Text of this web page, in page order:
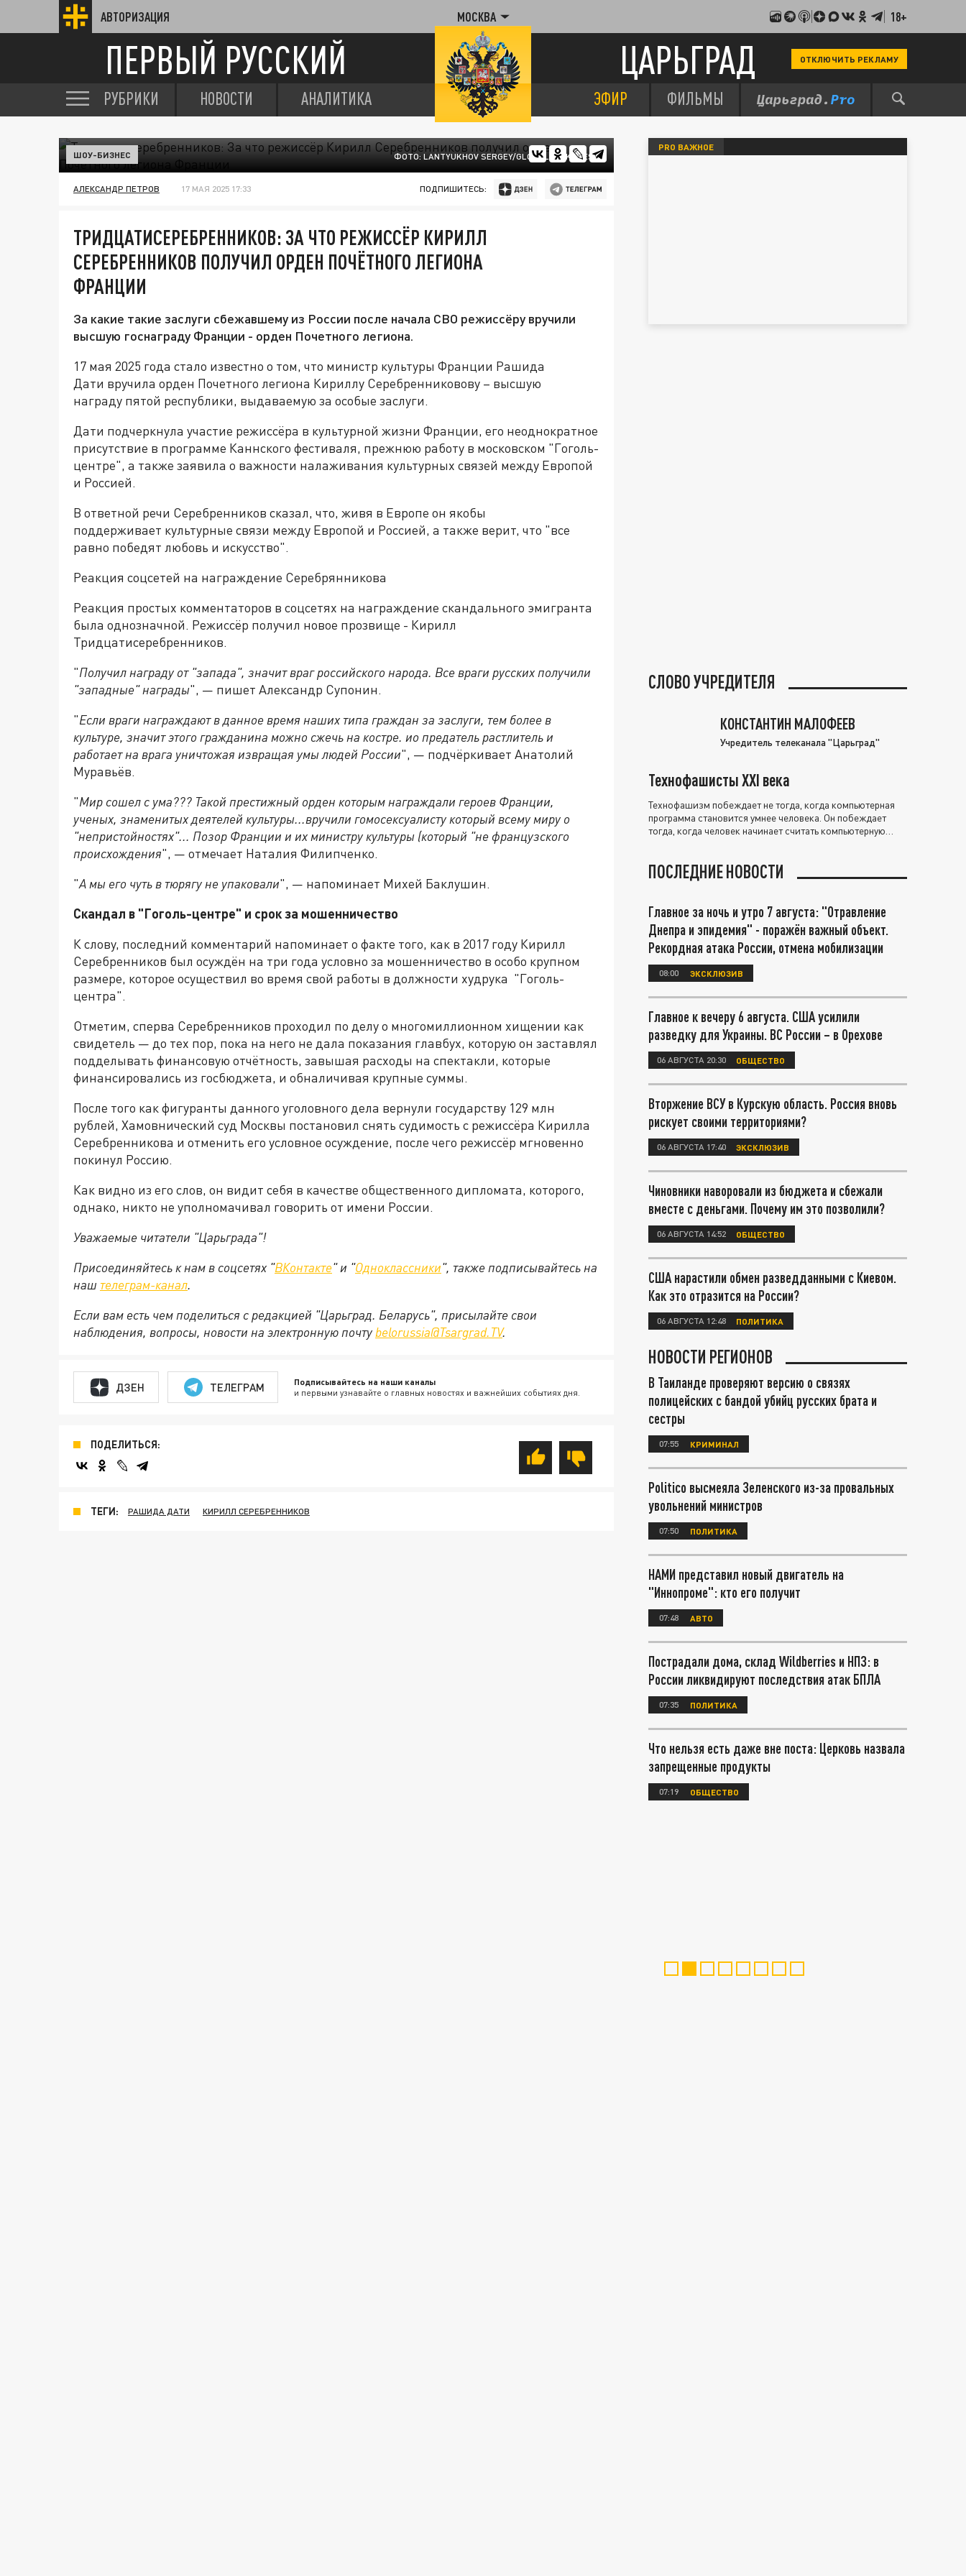
АВТОРИЗАЦИЯ МОСКВА 18+
ПЕРВЫЙ РУССКИЙ ЦАРЬГРАД ОТКЛЮЧИТЬ РЕКЛАМУ
РУБРИКИ НОВОСТИ АНАЛИТИКА ЭФИР ФИЛЬМЫ
ФОТО: LANTYUKHOV SERGEY/GLOBALLOOKPRESS
ШОУ-БИЗНЕС
АЛЕКСАНДР ПЕТРОВ 17 МАЯ 2025 17:33 ПОДПИШИТЕСЬ:
ТРИДЦАТИСЕРЕБРЕННИКОВ: ЗА ЧТО РЕЖИССЁР КИРИЛЛ
СЕРЕБРЕННИКОВ ПОЛУЧИЛ ОРДЕН ПОЧЁТНОГО ЛЕГИОНА
ФРАНЦИИ
За какие такие заслуги сбежавшему из России после начала СВО режиссёру вручили
высшую госнаграду Франции - орден Почетного легиона.
17 мая 2025 года стало известно о том, что министр культуры Франции Рашида
Дати вручила орден Почетного легиона Кириллу Серебренниковову – высшую
награду пятой республики, выдаваемую за особые заслуги.
Дати подчеркнула участие режиссёра в культурной жизни Франции, его неоднократное
присутствие в программе Каннского фестиваля, прежнюю работу в московском "Гоголь-
центре", а также заявила о важности налаживания культурных связей между Европой
и Россией.
В ответной речи Серебренников сказал, что, живя в Европе он якобы
поддерживает культурные связи между Европой и Россией, а также верит, что "все
равно победят любовь и искусство".
Реакция соцсетей на награждение Серебрянникова
Реакция простых комментаторов в соцсетях на награждение скандального эмигранта
была однозначной. Режиссёр получил новое прозвище - Кирилл
Тридцатисеребренников.
"Получил награду от "запада", значит враг российского народа. Все враги русских получили
"западные" награды", — пишет Александр Супонин.
"Если враги награждают в данное время наших типа граждан за заслуги, тем более в
культуре, значит этого гражданина можно сжечь на костре. ио предатель растлитель и
работает на врага уничтожая извращая умы людей России", — подчёркивает Анатолий
Муравьёв.
"Мир сошел с ума??? Такой престижный орден которым награждали героев Франции,
ученых, знаменитых деятелей культуры...вручили гомосексуалисту который всему миру о
"непристойностях"... Позор Франции и их министру культуры (который "не французского
происхождения", — отмечает Наталия Филипченко.
"А мы его чуть в тюрягу не упаковали", — напоминает Михей Баклушин.
Скандал в "Гоголь-центре" и срок за мошенничество
К слову, последний комментарий напоминает о факте того, как в 2017 году Кирилл
Серебренников был осуждён на три года условно за мошенничество в особо крупном
размере, которое осуществил во время свой работы в должности худрука "Гоголь-
центра".
Отметим, сперва Серебренников проходил по делу о многомиллионном хищении как
свидетель — до тех пор, пока на него не дала показания главбух, которую он заставлял
подделывать финансовую отчётность, завышая расходы на спектакли, которые
финансировались из госбюджета, и обналичивая крупные суммы.
После того как фигуранты данного уголовного дела вернули государству 129 млн
рублей, Хамовнический суд Москвы постановил снять судимость с режиссёра Кирилла
Серебренникова и отменить его условное осуждение, после чего режиссёр мгновенно
покинул Россию.
Как видно из его слов, он видит себя в качестве общественного дипломата, которого,
однако, никто не уполномачивал говорить от имени России.
Уважаемые читатели "Царьграда"!
Присоединяйтесь к нам в соцсетях "ВКонтакте" и "Одноклассники", также подписывайтесь на
наш телеграм-канал.
Если вам есть чем поделиться с редакцией "Царьград. Беларусь", присылайте свои
наблюдения, вопросы, новости на электронную почту belorussia@Tsargrad.TV.
ДЗЕН ТЕЛЕГРАМ Подписывайтесь на наши каналы
и первыми узнавайте о главных новостях и важнейших событиях дня.
ПОДЕЛИТЬСЯ:
ТЕГИ: РАШИДА ДАТИ КИРИЛЛ СЕРЕБРЕННИКОВ
PRO ВАЖНОЕ
СЛОВО УЧРЕДИТЕЛЯ
КОНСТАНТИН МАЛОФЕЕВ
Учредитель телеканала "Царьград"
Технофашисты XXI века
Технофашизм побеждает не тогда, когда компьютерная
программа становится умнее человека. Он побеждает
тогда, когда человек начинает считать компьютерную
ПОСЛЕДНИЕ НОВОСТИ
Главное за ночь и утро 7 августа: "Отравление
Днепра и эпидемия" - поражён важный объект.
Рекордная атака России, отмена мобилизации
08:00 ЭКСКЛЮЗИВ
Главное к вечеру 6 августа. США усилили
разведку для Украины. ВС России – в Орехове
06 АВГУСТА 20:30 ОБЩЕСТВО
Вторжение ВСУ в Курскую область. Россия вновь
рискует своими территориями?
06 АВГУСТА 17:40 ЭКСКЛЮЗИВ
Чиновники наворовали из бюджета и сбежали
вместе с деньгами. Почему им это позволили?
06 АВГУСТА 14:52 ОБЩЕСТВО
США нарастили обмен разведданными с Киевом.
Как это отразится на России?
06 АВГУСТА 12:48 ПОЛИТИКА
НОВОСТИ РЕГИОНОВ
В Таиланде проверяют версию о связях
полицейских с бандой убийц русских брата и
сестры
07:55 КРИМИНАЛ
Politico высмеяла Зеленского из-за провальных
увольнений министров
07:50 ПОЛИТИКА
НАМИ представил новый двигатель на
"Иннопроме": кто его получит
07:48 АВТО
Пострадали дома, склад Wildberries и НПЗ: в
России ликвидируют последствия атак БПЛА
07:35 ПОЛИТИКА
Что нельзя есть даже вне поста: Церковь назвала
запрещенные продукты
07:19 ОБЩЕСТВО